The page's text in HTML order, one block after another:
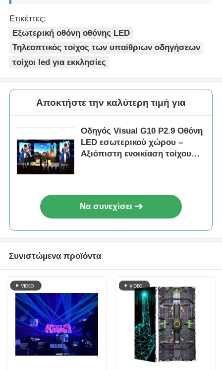
Ετικέττες:
Εξωτερική οθόνη οθόνης LED
Τηλεοπτικός τοίχος των υπαίθριων οδηγήσεων
τοίχοι led για εκκλησίες
Αποκτήστε την καλύτερη τιμή για
Οδηγός Visual G10 P2.9 Οθόνη
LED εσωτερικού χώρου –
Αξιόπιστη ενοικίαση τοίχου
Να συνεχίσει
Συνιστώμενα προϊόντα